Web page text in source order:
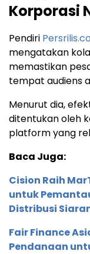
Korporasi
Pendiri
mengatakan
memastikan
tempat audiens
Menurut dia,
ditentukan oleh
platform yang
Baca Juga:
Cision Raih
untuk
Distribusi
Fair Finance
Pendanaan